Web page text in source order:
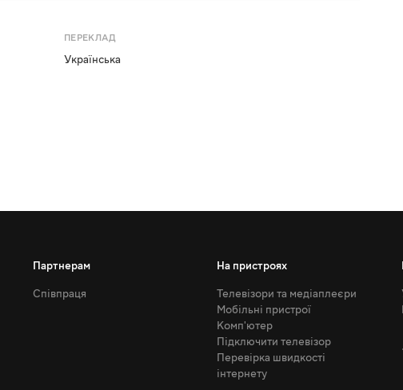
ПЕРЕКЛАД
Українська
Партнерам
Співпраця
На пристроях
Телевізори та медіаплеєри
Мобільні пристрої
Комп'ютер
Підключити телевізор
Перевірка швидкості
інтернету